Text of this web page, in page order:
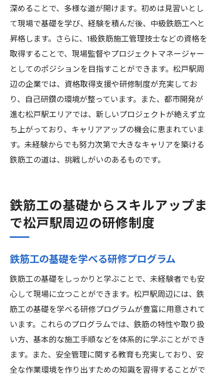
深めることで、多様な道が開けます。初めは見習いとし
て現場で基礎を学び、経験を積んだ後、中級鉄筋工へと
昇格します。さらに、1級鉄筋施工管理技士などの資格を
取得することで、現場監督やプロジェクトマネージャー
としてのポジションを目指すことができます。松戸駅周
辺の企業では、資格取得支援や研修制度が充実してお
り、自己研鑽の環境が整っています。また、都市開発が
進む松戸駅エリアでは、新しいプロジェクトが絶えず立
ち上がっており、キャリアアップの機会に恵まれていま
す。未経験からでも努力次第で大きなキャリアを築ける
鉄筋工の道は、挑戦しがいのあるものです。
鉄筋工の基礎からスキルアップま
で松戸駅周辺の研修制度
鉄筋工の基礎を学べる研修プログラム
鉄筋工の基礎をしっかりと学ぶことで、未経験者でも安
心して現場に立つことができます。松戸駅周辺には、鉄
筋工の基礎を学べる研修プログラムが豊富に用意されて
います。これらのプログラムでは、鉄筋の特性や取り扱
い方、基本的な施工手順などを体系的に学ぶことができ
ます。また、安全管理に関する教育も充実しており、安
全な作業環境を作り出すための知識を習得することがで